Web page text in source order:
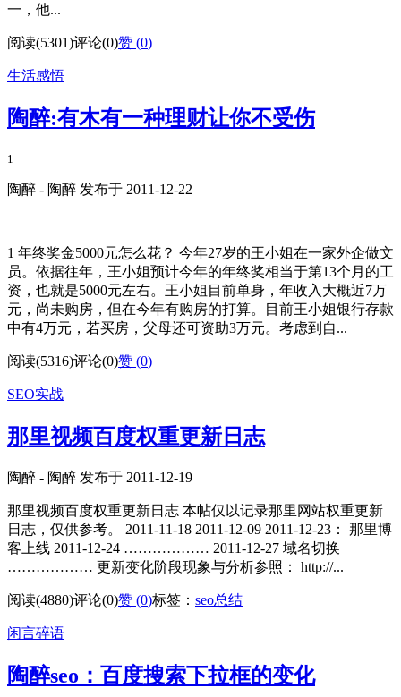
一，他...
阅读(5301)评论(0)赞 (0)
生活感悟
陶醉:有木有一种理财让你不受伤
1
陶醉 - 陶醉 发布于 2011-12-22
1 年终奖金5000元怎么花？ 今年27岁的王小姐在一家外企做文
员。依据往年，王小姐预计今年的年终奖相当于第13个月的工
资，也就是5000元左右。王小姐目前单身，年收入大概近7万
元，尚未购房，但在今年有购房的打算。目前王小姐银行存款
中有4万元，若买房，父母还可资助3万元。考虑到自...
阅读(5316)评论(0)赞 (0)
SEO实战
那里视频百度权重更新日志
陶醉 - 陶醉 发布于 2011-12-19
那里视频百度权重更新日志 本帖仅以记录那里网站权重更新
日志，仅供参考。 2011-11-18 2011-12-09 2011-12-23： 那里博
客上线 2011-12-24 ……………… 2011-12-27 域名切换
……………… 更新变化阶段现象与分析参照： http://...
阅读(4880)评论(0)赞 (0)标签： seo总结
闲言碎语
陶醉seo：百度搜索下拉框的变化